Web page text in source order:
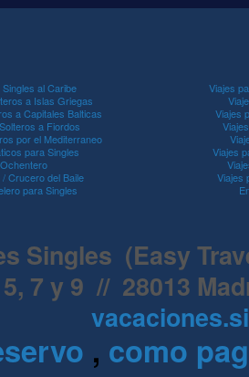
al Caribe
a Islas Griegas
a Capitales Balticas
a Fiordos
por el Mediterraneo
para Singles
Crucero del Baile
para Singles
Viajes
Viajes
Viajes
Viajes
Singles (Easy
7 y 9 // 28013
, como